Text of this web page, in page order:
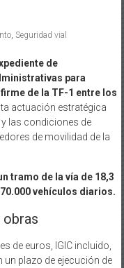
, Seguridad vial
de
para
de la TF-1 entre los
actuación estratégica
las condiciones de
de movilidad de la
tramo de la vía de 18,3
vehículos diarios.
de euros, IGIC incluido,
plazo de ejecución de